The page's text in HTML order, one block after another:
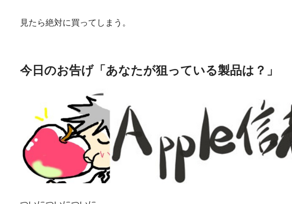
見たら絶対に買ってしまう。
今日のお告げ「あなたが狙っている製品は？」